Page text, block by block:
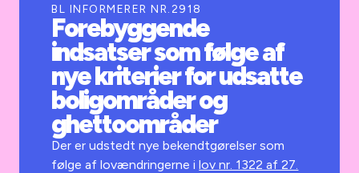
Kurser og arrangementer
Jobportalen
BL INFORMERER NR.2918
Forebyggende
indsatser som følge af
nye kriterier for udsatte
boligområder og
ghettoområder
Der er udstedt nye bekendtgørelser som
følge af lovændringerne ilov nr. 1322 af 27.